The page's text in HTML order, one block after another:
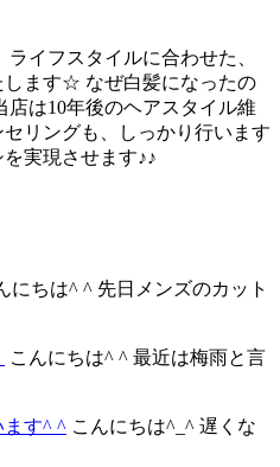
イフスタイルに合わせた、
します☆ なぜ白髪になったの
は10年後のヘアスタイル維
リングも、しっかり行います
実現させます♪♪
にちは^ ^ 先日メンズのカット
こんにちは^ ^ 最近は梅雨と言
ます^ ^ こんにちは^_^ 遅くな